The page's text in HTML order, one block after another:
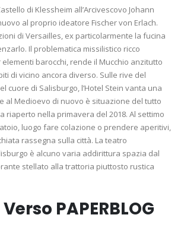
di Klessheim all’Arcivescovo Johann
al proprio ideatore Fischer von Erlach.
di Versailles, ex particolarmente la fucina
Il problematica missilistico ricco
elementi barocchi, rende il Mucchio anzitutto
di vicino ancora diverso. Sulle rive del
cuore di Salisburgo, l’Hotel Stein vanta una
al Medioevo di nuovo è situazione del tutto
riaperto nella primavera del 2018. Al settimo
luogo fare colazione o prendere aperitivi,
rassegna sulla città. La teatro
è alcuno varia addirittura spazia dal
stellato alla trattoria piuttosto rustica
PAPERBLOG